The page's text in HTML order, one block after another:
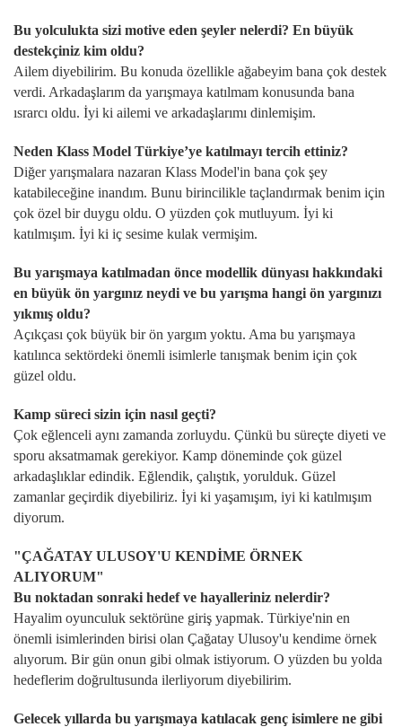
Bu yolculukta sizi motive eden şeyler nelerdi? En büyük
destekçiniz kim oldu?
Ailem diyebilirim. Bu konuda özellikle ağabeyim bana çok destek
verdi. Arkadaşlarım da yarışmaya katılmam konusunda bana
ısrarcı oldu. İyi ki ailemi ve arkadaşlarımı dinlemişim.
Neden Klass Model Türkiye’ye katılmayı tercih ettiniz?
Diğer yarışmalara nazaran Klass Model'in bana çok şey
katabileceğine inandım. Bunu birincilikle taçlandırmak benim için
çok özel bir duygu oldu. O yüzden çok mutluyum. İyi ki
katılmışım. İyi ki iç sesime kulak vermişim.
Bu yarışmaya katılmadan önce modellik dünyası hakkındaki
en büyük ön yargınız neydi ve bu yarışma hangi ön yargınızı
yıkmış oldu?
Açıkçası çok büyük bir ön yargım yoktu. Ama bu yarışmaya
katılınca sektördeki önemli isimlerle tanışmak benim için çok
güzel oldu.
Kamp süreci sizin için nasıl geçti?
Çok eğlenceli aynı zamanda zorluydu. Çünkü bu süreçte diyeti ve
sporu aksatmamak gerekiyor. Kamp döneminde çok güzel
arkadaşlıklar edindik. Eğlendik, çalıştık, yorulduk. Güzel
zamanlar geçirdik diyebiliriz. İyi ki yaşamışım, iyi ki katılmışım
diyorum.
"ÇAĞATAY ULUSOY'U KENDİME ÖRNEK
ALIYORUM"
Bu noktadan sonraki hedef ve hayalleriniz nelerdir?
Hayalim oyunculuk sektörüne giriş yapmak. Türkiye'nin en
önemli isimlerinden birisi olan Çağatay Ulusoy'u kendime örnek
alıyorum. Bir gün onun gibi olmak istiyorum. O yüzden bu yolda
hedeflerim doğrultusunda ilerliyorum diyebilirim.
Gelecek yıllarda bu yarışmaya katılacak genç isimlere ne gibi